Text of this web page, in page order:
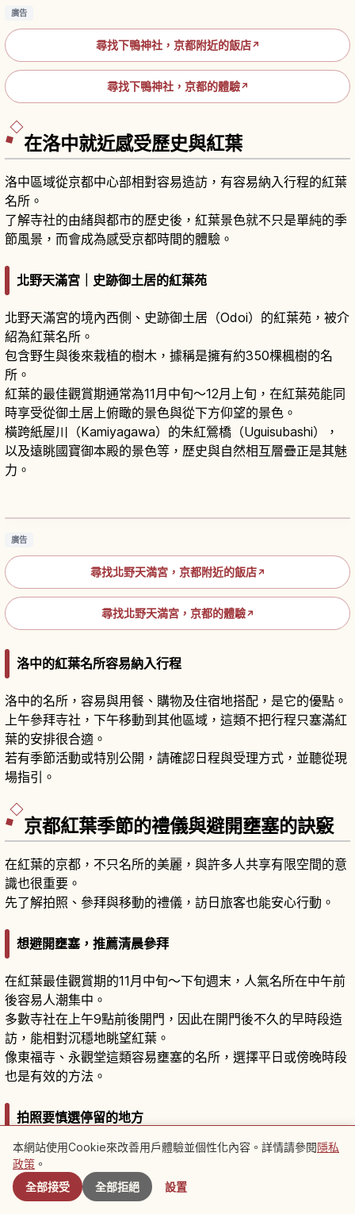
廣告
尋找下鴨神社，京都附近的飯店↗
尋找下鴨神社，京都的體驗↗
在洛中就近感受歷史與紅葉
洛中區域從京都中心部相對容易造訪，有容易納入行程的紅葉
名所。
了解寺社的由緒與都市的歷史後，紅葉景色就不只是單純的季
節風景，而會成為感受京都時間的體驗。
北野天滿宮｜史跡御土居的紅葉苑
北野天滿宮的境內西側、史跡御土居（Odoi）的紅葉苑，被介
紹為紅葉名所。
包含野生與後來栽植的樹木，據稱是擁有約350棵楓樹的名
所。
紅葉的最佳觀賞期通常為11月中旬～12月上旬，在紅葉苑能同
時享受從御土居上俯瞰的景色與從下方仰望的景色。
橫跨紙屋川（Kamiyagawa）的朱紅鶯橋（Uguisubashi），
以及遠眺國寶御本殿的景色等，歷史與自然相互層疊正是其魅
力。
廣告
尋找北野天満宮，京都附近的飯店↗
尋找北野天満宮，京都的體驗↗
洛中的紅葉名所容易納入行程
洛中的名所，容易與用餐、購物及住宿地搭配，是它的優點。
上午參拜寺社，下午移動到其他區域，這類不把行程只塞滿紅
葉的安排很合適。
若有季節活動或特別公開，請確認日程與受理方式，並聽從現
場指引。
京都紅葉季節的禮儀與避開壅塞的訣竅
在紅葉的京都，不只名所的美麗，與許多人共享有限空間的意
識也很重要。
先了解拍照、參拜與移動的禮儀，訪日旅客也能安心行動。
想避開壅塞，推薦清晨參拜
在紅葉最佳觀賞期的11月中旬～下旬週末，人氣名所在中午前
後容易人潮集中。
多數寺社在上午9點前後開門，因此在開門後不久的早時段造
訪，能相對沉穩地眺望紅葉。
像東福寺、永觀堂這類容易壅塞的名所，選擇平日或傍晚時段
也是有效的方法。
拍照要慎選停留的地方
在紅葉名所，參道、橋、石階、庭園通道等狹窄的地方容易聚
集人潮。
拍攝時避開通道中央，拍完立刻移動，光是這樣就能讓周遭的
附近景點
本網站使用Cookie來改善用戶體驗並個性化內容。詳情請參閱隱私
政策 。
全部接受
全部拒絕 設置